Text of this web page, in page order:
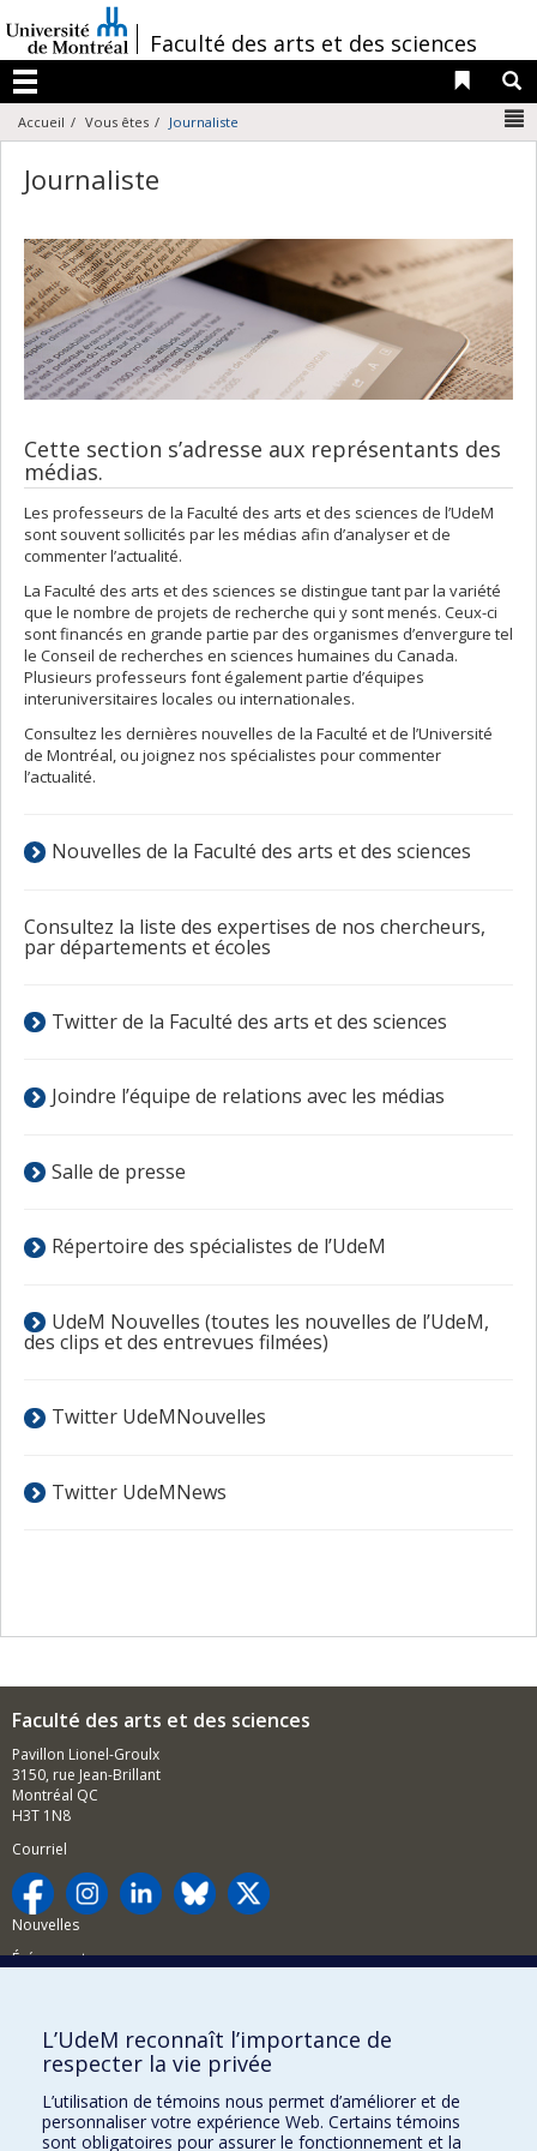
au
contenu
/Faculté des arts et des sciences
Menu
Liens
Accueil Vous êtes Journaliste
Journaliste
Cette section s’adresse aux représentants des
médias.
Les professeurs de la Faculté des arts et des sciences de l’UdeM
sont souvent sollicités par les médias afin d’analyser et de
commenter l’actualité.
La Faculté des arts et des sciences se distingue tant par la variété
que le nombre de projets de recherche qui y sont menés. Ceux-ci
sont financés en grande partie par des organismes d’envergure tel
le Conseil de recherches en sciences humaines du Canada.
Plusieurs professeurs font également partie d’équipes
interuniversitaires locales ou internationales.
Consultez les dernières nouvelles de la Faculté et de l’Université
de Montréal, ou joignez nos spécialistes pour commenter
l’actualité.
Nouvelles de la Faculté des arts et des sciences
Consultez la liste des expertises de nos chercheurs,
par départements et écoles
Twitter de la Faculté des arts et des sciences
Joindre l’équipe de relations avec les médias
Salle de presse
Répertoire des spécialistes de l’UdeM
UdeM Nouvelles (toutes les nouvelles de l’UdeM,
des clips et des entrevues filmées)
Twitter UdeMNouvelles
Twitter UdeMNews
Faculté des arts et des sciences
Pavillon Lionel-Groulx
3150, rue Jean-Brillant
Montréal QC
H3T 1N8
Courriel
Nouvelles
Événements
BESOIN D'AIDE?
Plan du site
Signaler une erreur
Accessibilité
L’UdeM reconnaît l’importance de
respecter la vie privée
L’utilisation de témoins nous permet d’améliorer et de
personnaliser votre expérience Web. Certains témoins
sont obligatoires pour assurer le fonctionnement et la